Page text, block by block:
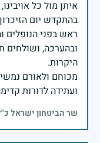
בהתקדש יום
ראש בפני הנופלים
ובהערכה,
מכוחם ולאורם
ועתידה לדורות
שר הביטחון ישראל